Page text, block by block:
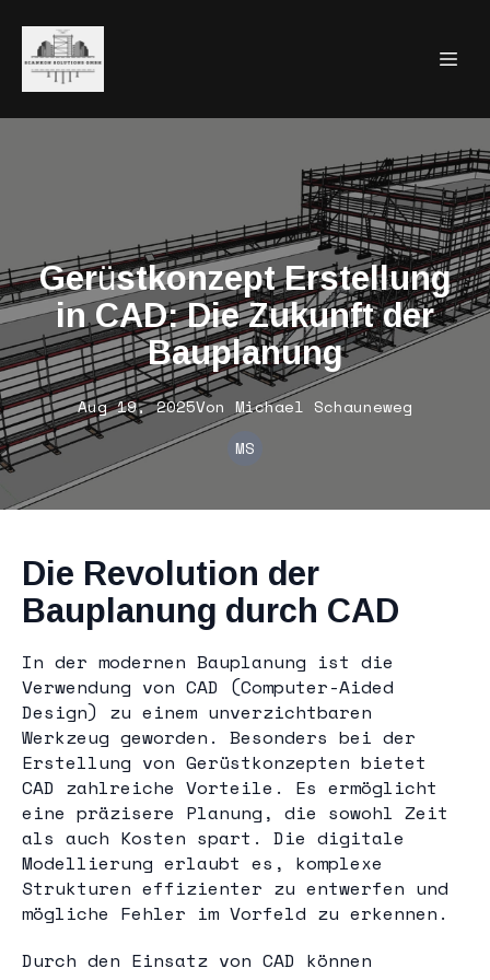
Gerüstkonzept Erstellung
in CAD: Die Zukunft der
Bauplanung
Aug 19, 2025Von Michael Schauneweg
MS
Die Revolution der
Bauplanung durch CAD
In der modernen Bauplanung ist die
Verwendung von CAD (Computer-Aided
Design) zu einem unverzichtbaren
Werkzeug geworden. Besonders bei der
Erstellung von Gerüstkonzepten bietet
CAD zahlreiche Vorteile. Es ermöglicht
eine präzisere Planung, die sowohl Zeit
als auch Kosten spart. Die digitale
Modellierung erlaubt es, komplexe
Strukturen effizienter zu entwerfen und
mögliche Fehler im Vorfeld zu erkennen.
Durch den Einsatz von CAD können